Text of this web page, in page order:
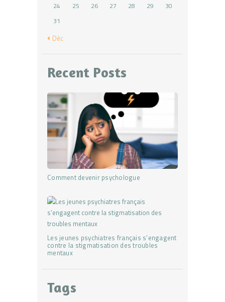
24
25 26 27 28 29
30
31
« Déc
Recent Posts
Comment devenir psychologue
Les jeunes psychiatres français s’engagent
contre la stigmatisation des troubles
mentaux
Tags